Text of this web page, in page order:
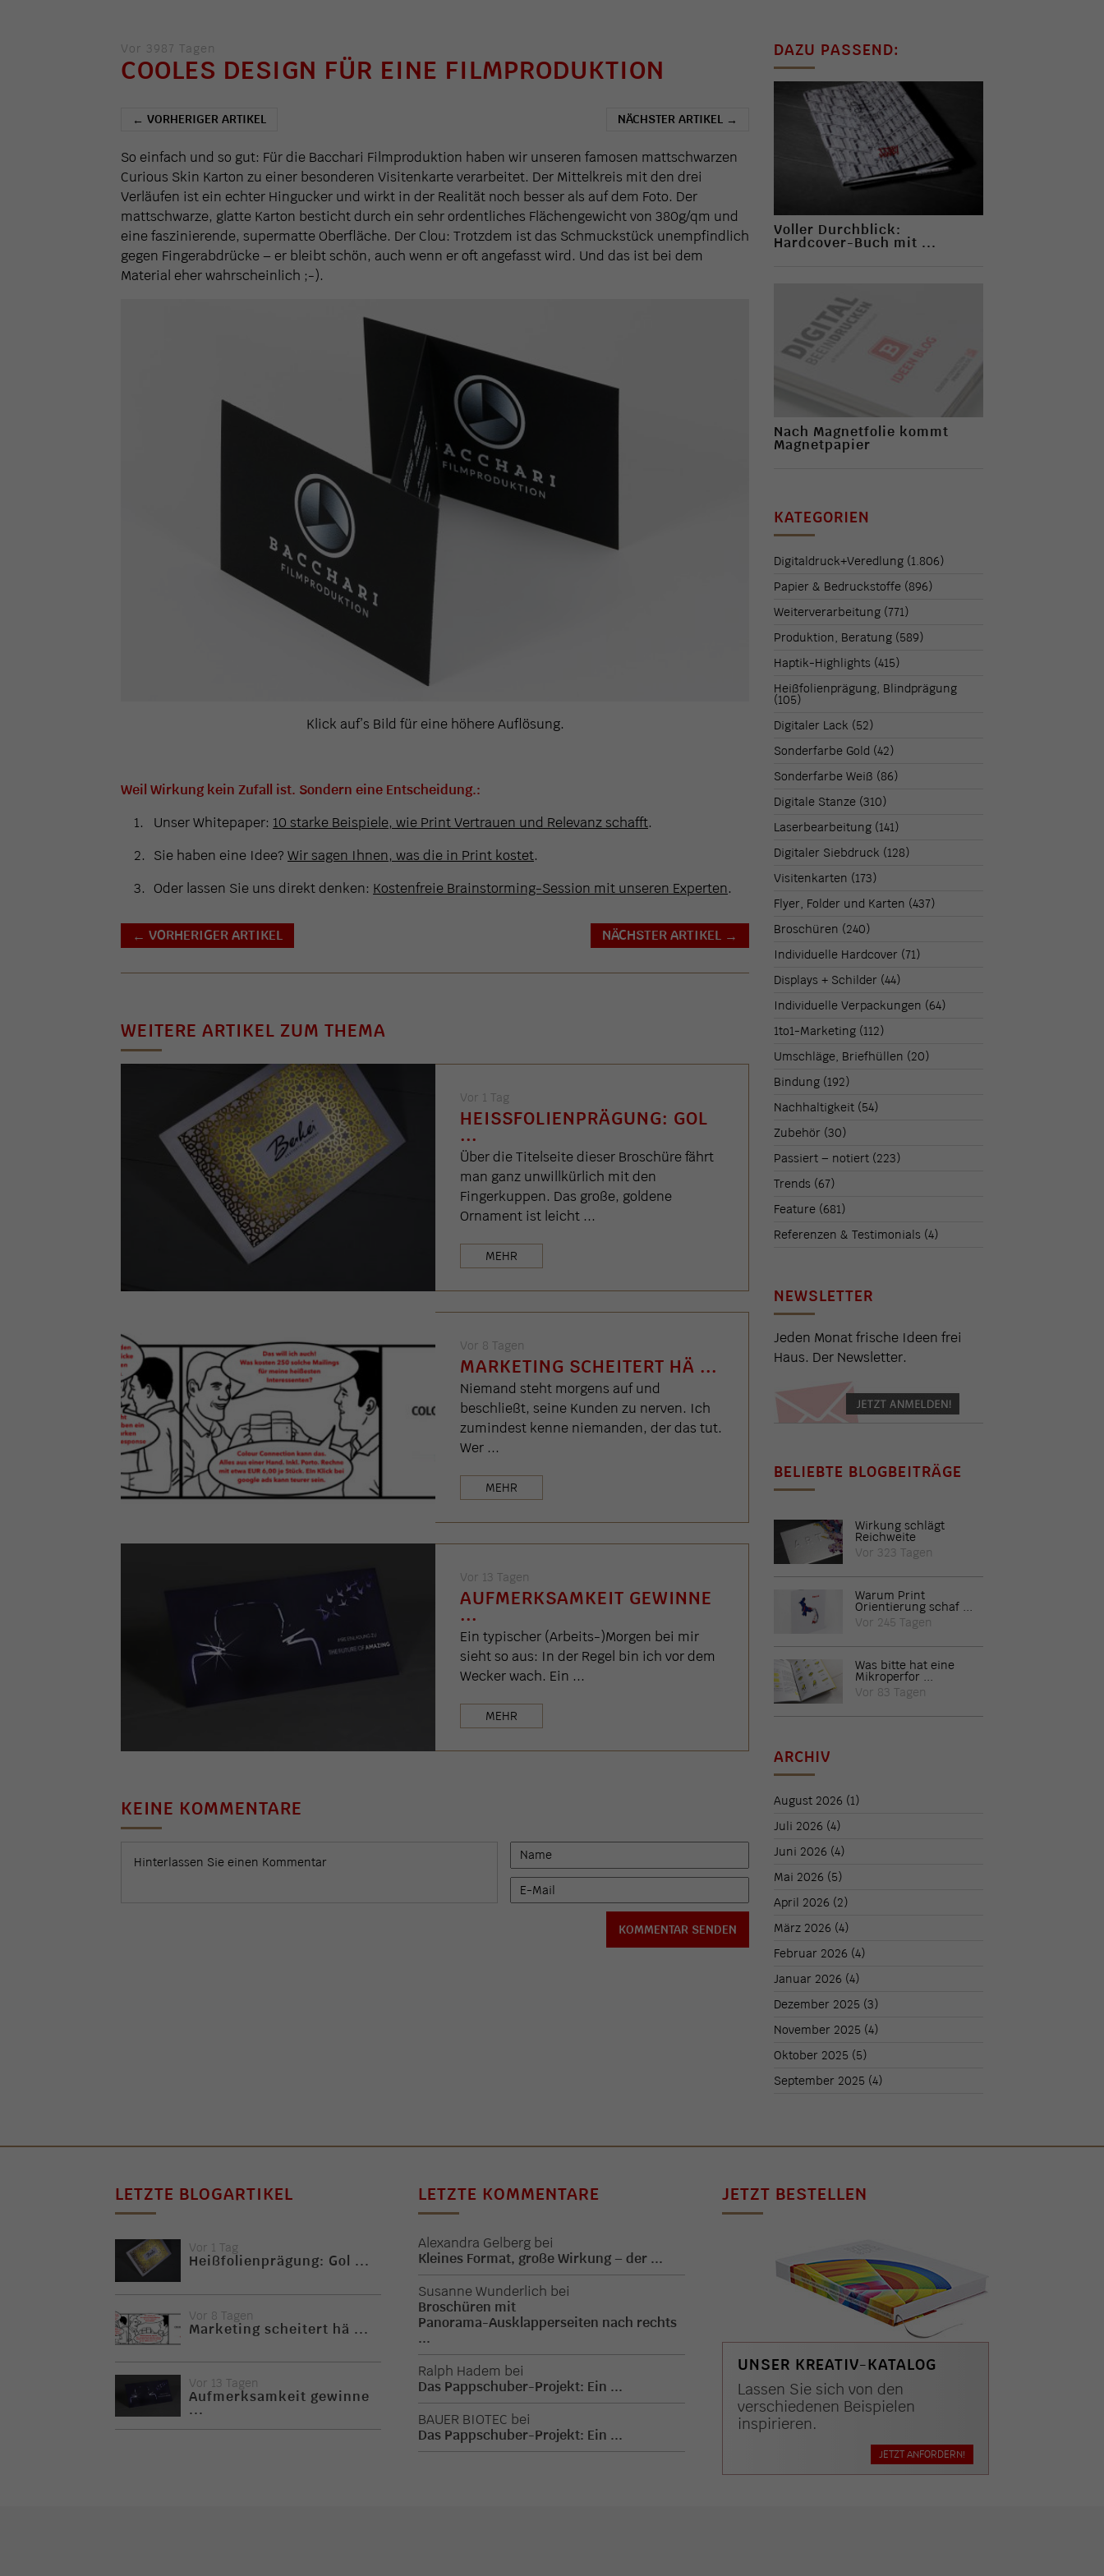
Vor 3987 Tagen
COOLES DESIGN FÜR EINE FILMPRODUKTION
← VORHERIGER ARTIKEL NÄCHSTER ARTIKEL →
So einfach und so gut: Für die Bacchari Filmproduktion haben wir unseren famosen mattschwarzen
Curious Skin Karton zu einer besonderen Visitenkarte verarbeitet. Der Mittelkreis mit den drei
Verläufen ist ein echter Hingucker und wirkt in der Realität noch besser als auf dem Foto. Der
mattschwarze, glatte Karton besticht durch ein sehr ordentliches Flächengewicht von 380g/qm und
eine faszinierende, supermatte Oberfläche. Der Clou: Trotzdem ist das Schmuckstück unempfindlich
gegen Fingerabdrücke – er bleibt schön, auch wenn er oft angefasst wird. Und das ist bei dem
Material eher wahrscheinlich ;-).
Klick auf’s Bild für eine höhere Auflösung.
Weil Wirkung kein Zufall ist. Sondern eine Entscheidung.:
Unser Whitepaper: 10 starke Beispiele, wie Print Vertrauen und Relevanz schafft.
Sie haben eine Idee? Wir sagen Ihnen, was die in Print kostet.
Oder lassen Sie uns direkt denken: Kostenfreie Brainstorming-Session mit unseren Experten.
← VORHERIGER ARTIKEL NÄCHSTER ARTIKEL →
WEITERE ARTIKEL ZUM THEMA
Vor 1 Tag
HEISSFOLIENPRÄGUNG: GOL .
..
Über die Titelseite dieser Broschüre fährt
man ganz unwillkürlich mit den
Fingerkuppen. Das große, goldene
Ornament ist leicht ...
MEHR
Vor 8 Tagen
MARKETING SCHEITERT HÄ ...
Niemand steht morgens auf und
beschließt, seine Kunden zu nerven. Ich
zumindest kenne niemanden, der das tut.
Wer ...
MEHR
Vor 13 Tagen
AUFMERKSAMKEIT GEWINNE
...
Ein typischer (Arbeits-)Morgen bei mir
sieht so aus: In der Regel bin ich vor dem
Wecker wach. Ein ...
MEHR
KEINE KOMMENTARE
DAZU PASSEND:
Voller Durchblick:
Hardcover-Buch mit ...
Nach Magnetfolie kommt
Magnetpapier
KATEGORIEN
Digitaldruck+Veredlung (1.806)
Papier & Bedruckstoffe (896)
Weiterverarbeitung (771)
Produktion, Beratung (589)
Haptik-Highlights (415)
Heißfolienprägung, Blindprägung
(105)
Digitaler Lack (52)
Sonderfarbe Gold (42)
Sonderfarbe Weiß (86)
Digitale Stanze (310)
Laserbearbeitung (141)
Digitaler Siebdruck (128)
Visitenkarten (173)
Flyer, Folder und Karten (437)
Broschüren (240)
Individuelle Hardcover (71)
Displays + Schilder (44)
Individuelle Verpackungen (64)
1to1-Marketing (112)
Umschläge, Briefhüllen (20)
Bindung (192)
Nachhaltigkeit (54)
Zubehör (30)
Passiert – notiert (223)
Trends (67)
Feature (681)
Referenzen & Testimonials (4)
NEWSLETTER
Jeden Monat frische Ideen frei
Haus. Der Newsletter.
BELIEBTE BLOGBEITRÄGE
Wirkung schlägt
Reichweite
Vor 323 Tagen
Warum Print
Orientierung schaf ...
Vor 245 Tagen
Was bitte hat eine
Mikroperfor ...
Vor 83 Tagen
ARCHIV
August 2026 (1)
Juli 2026 (4)
Juni 2026 (4)
Mai 2026 (5)
April 2026 (2)
März 2026 (4)
Februar 2026 (4)
Januar 2026 (4)
Dezember 2025 (3)
November 2025 (4)
Oktober 2025 (5)
September 2025 (4)
LETZTE BLOGARTIKEL
Vor 1 Tag
Heißfolienprägung: Gol ...
Vor 8 Tagen
Marketing scheitert hä ...
Vor 13 Tagen
Aufmerksamkeit gewinne
...
LETZTE KOMMENTARE
Alexandra Gelberg bei
Kleines Format, große Wirkung – der ...
Susanne Wunderlich bei
Broschüren mit
Panorama-Ausklapperseiten nach rechts
...
Ralph Hadem bei
Das Pappschuber-Projekt: Ein ...
BAUER BIOTEC bei
Das Pappschuber-Projekt: Ein ...
JETZT BESTELLEN
UNSER KREATIV-KATALOG
Lassen Sie sich von den
verschiedenen Beispielen
inspirieren.
JETZT ANFORDERN!